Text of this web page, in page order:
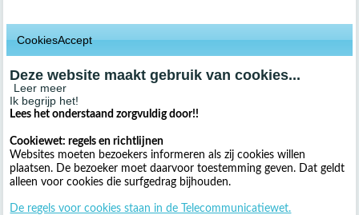
CookiesAccept
Deze website maakt gebruik van cookies...
Leer meer
Ik begrijp het!
Lees het onderstaand zorgvuldig door!!
Cookiewet: regels en richtlijnen
Websites moeten bezoekers informeren als zij cookies willen
plaatsen. De bezoeker moet daarvoor toestemming geven. Dat geldt
alleen voor cookies die surfgedrag bijhouden.
De regels voor cookies staan in de Telecommunicatiewet.